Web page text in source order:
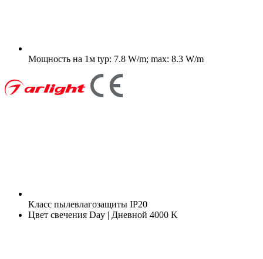
Мощность на 1м typ: 7.8 W/m; max: 8.3 W/m
Класс пылевлагозащиты IP20
Цвет свечения Day | Дневной 4000 K